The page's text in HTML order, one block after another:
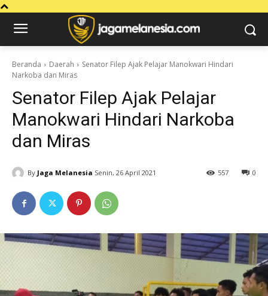
Beranda Daerah
Senator Filep Ajak Pelajar Manokwari Hindari
Narkoba dan Miras
Senator Filep Ajak Pelajar
Manokwari Hindari Narkoba
dan Miras
By Jaga Melanesia Senin, 26 April 2021 0
557